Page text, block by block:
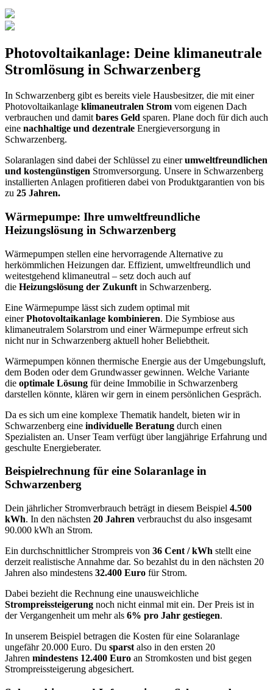
Photovoltaikanlage: Deine klimaneutrale
Stromlösung in Schwarzenberg
In Schwarzenberg gibt es bereits viele Hausbesitzer, die mit einer
Photovoltaikanlage klimaneutralen Strom vom eigenen Dach
verbrauchen und damit bares Geld sparen. Plane doch für dich auch
eine nachhaltige und dezentrale Energieversorgung in
Schwarzenberg.
Solaranlagen sind dabei der Schlüssel zu einerumweltfreundlichen
und kostengünstigen Stromversorgung. Unsere in Schwarzenberg
installierten Anlagen profitieren dabei von Produktgarantien von bis
zu 25 Jahren.
Wärmepumpe: Ihre umweltfreundliche
Heizungslösung in Schwarzenberg
Wärmepumpen stellen eine hervorragende Alternative zu
herkömmlichen Heizungen dar. Effizient, umweltfreundlich und
weitestgehend klimaneutral – setz doch auch auf
die Heizungslösung der Zukunft in Schwarzenberg.
Eine Wärmepumpe lässt sich zudem optimal mit
einerPhotovoltaikanlage kombinieren. Die Symbiose aus
klimaneutralem Solarstrom und einer Wärmepumpe erfreut sich
nicht nur in Schwarzenberg aktuell hoher Beliebtheit.
Wärmepumpen können thermische Energie aus der Umgebungsluft,
dem Boden oder dem Grundwasser gewinnen. Welche Variante
die optimale Lösung für deine Immobilie in Schwarzenberg
darstellen könnte, klären wir gern in einem persönlichen Gespräch.
Da es sich um eine komplexe Thematik handelt, bieten wir in
Schwarzenberg eine individuelle Beratung durch einen
Spezialisten an. Unser Team verfügt über langjährige Erfahrung und
geschulte Energieberater.
Beispielrechnung für eine Solaranlage in
Schwarzenberg
Dein jährlicher Stromverbrauch beträgt in diesem Beispiel 4.500
kWh. In den nächsten 20 Jahren verbrauchst du also insgesamt
90.000 kWh an Strom.
Ein durchschnittlicher Strompreis von 36 Cent / kWh stellt eine
derzeit realistische Annahme dar. So bezahlst du in den nächsten 20
Jahren also mindestens 32.400 Euro für Strom.
Dabei bezieht die Rechnung eine unausweichliche
Strompreissteigerung noch nicht einmal mit ein. Der Preis ist in
der Vergangenheit um mehr als 6% pro Jahr gestiegen.
In unserem Beispiel betragen die Kosten für eine Solaranlage
ungefähr 20.000 Euro. Du sparst also in den ersten 20
Jahren mindestens 12.400 Euro an Stromkosten und bist gegen
Strompreissteigerung abgesichert.